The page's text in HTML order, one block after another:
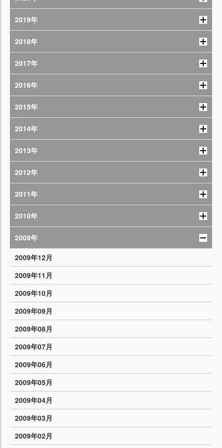
2019年
2018年
2017年
2016年
2015年
2014年
2013年
2012年
2011年
2010年
2009年
2009年12月
2009年11月
2009年10月
2009年09月
2009年08月
2009年07月
2009年06月
2009年05月
2009年04月
2009年03月
2009年02月